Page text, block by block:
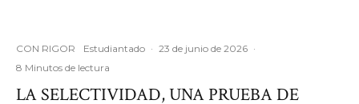
CON RIGOR Estudiantado · 23 de junio de 2026 ·
8 Minutos de lectura
LA SELECTIVIDAD, UNA PRUEBA DE